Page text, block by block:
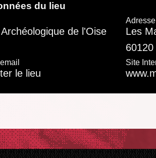
du lieu
de l'Oise
Adresse
Les
le lieu
Site